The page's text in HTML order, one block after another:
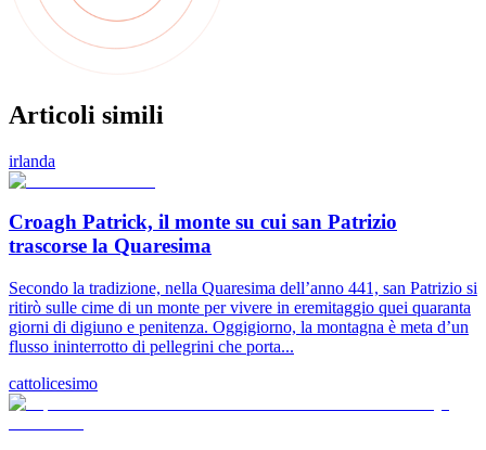
Articoli simili
irlanda
Croagh Patrick, il monte su cui san Patrizio
trascorse la Quaresima
Secondo la tradizione, nella Quaresima dell’anno 441, san Patrizio si
ritirò sulle cime di un monte per vivere in eremitaggio quei quaranta
giorni di digiuno e penitenza. Oggigiorno, la montagna è meta d’un
flusso ininterrotto di pellegrini che porta...
cattolicesimo